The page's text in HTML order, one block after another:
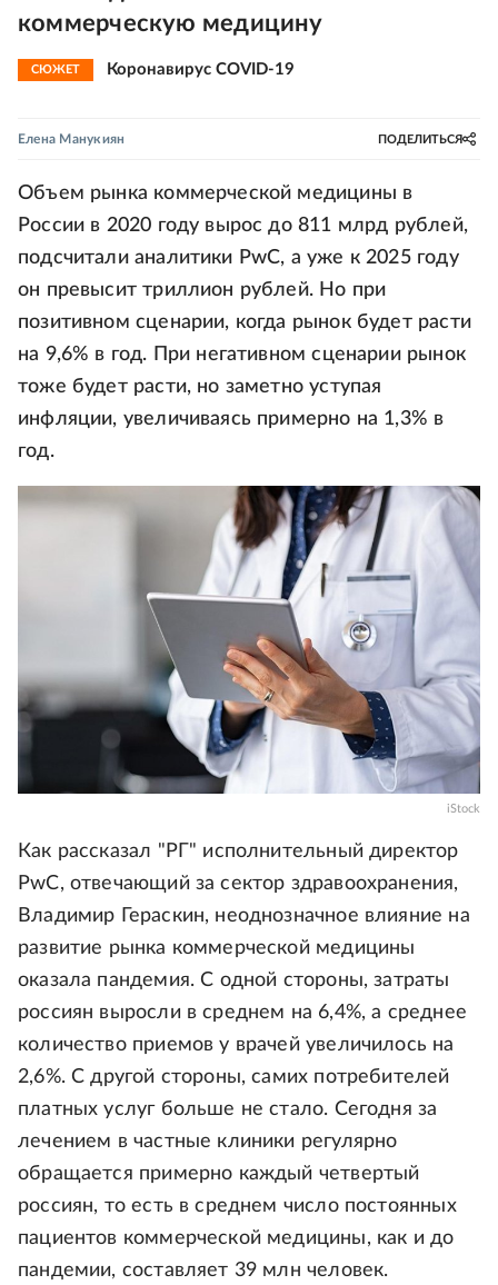
коммерческую медицину
СЮЖЕТ Коронавирус COVID-19
Елена Манукиян ПОДЕЛИТЬСЯ
Объем рынка коммерческой медицины в
России в 2020 году вырос до 811 млрд рублей,
подсчитали аналитики PwC, а уже к 2025 году
он превысит триллион рублей. Но при
позитивном сценарии, когда рынок будет расти
на 9,6% в год. При негативном сценарии рынок
тоже будет расти, но заметно уступая
инфляции, увеличиваясь примерно на 1,3% в
год.
iStock
Как рассказал "РГ" исполнительный директор
PwC, отвечающий за сектор здравоохранения,
Владимир Гераскин, неоднозначное влияние на
развитие рынка коммерческой медицины
оказала пандемия. С одной стороны, затраты
россиян выросли в среднем на 6,4%, а среднее
количество приемов у врачей увеличилось на
2,6%. С другой стороны, самих потребителей
платных услуг больше не стало. Сегодня за
лечением в частные клиники регулярно
обращается примерно каждый четвертый
россиян, то есть в среднем число постоянных
пациентов коммерческой медицины, как и до
пандемии, составляет 39 млн человек.